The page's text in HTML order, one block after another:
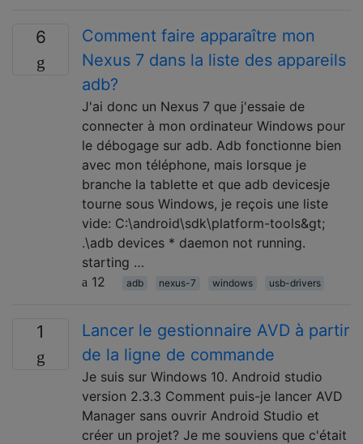
6
Comment faire apparaître mon
Nexus 7 dans la liste des appareils
adb?
J'ai donc un Nexus 7 que j'essaie de
connecter à mon ordinateur Windows pour
le débogage sur adb. Adb fonctionne bien
avec mon téléphone, mais lorsque je
branche la tablette et que adb devicesje
tourne sous Windows, je reçois une liste
vide: C:\android\sdk\platform-tools&gt;
.\adb devices * daemon not running.
starting …
12
adb nexus-7 windows usb-drivers
1
Lancer le gestionnaire AVD à partir
de la ligne de commande
Je suis sur Windows 10. Android studio
version 2.3.3 Comment puis-je lancer AVD
Manager sans ouvrir Android Studio et
créer un projet? Je me souviens que c'était